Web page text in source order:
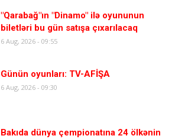
"Qarabağ"ın "Dinamo" ilə oyununun
biletləri bu gün satışa çıxarılacaq
6 Aug, 2026 - 09:55
Günün oyunları: TV-AFİŞA
6 Aug, 2026 - 09:30
Bakıda dünya çempionatına 24 ölkənin